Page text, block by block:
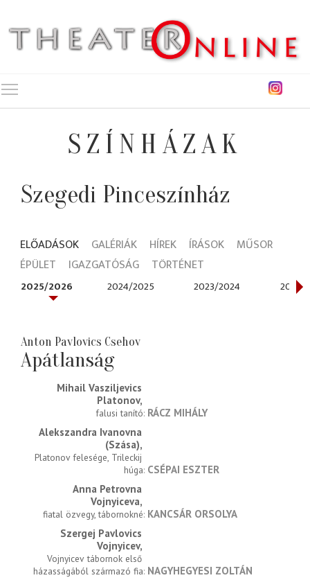
SZÍNHÁZAK
Szegedi Pinceszínház
ELŐADÁSOK GALÉRIÁK HÍREK ÍRÁSOK
MŰSOR
ÉPÜLET
IGAZGATÓSÁG TÖRTÉNET
2025/2026 2024/2025 2023/2024 2022/
Anton Pavlovics Csehov
Apátlanság
Mihail Vasziljevics
Platonov
falusi tanító RÁCZ MIHÁLY
Alekszandra Ivanovna
(Szása)
Platonov felesége, Trileckij
húga CSÉPAI ESZTER
Anna Petrovna
Vojnyiceva
fiatal özvegy, tábornokné KANCSÁR ORSOLYA
Szergej Pavlovics
Vojnyicev
Vojnyicev tábornok első
házasságából származó fia NAGYHEGYESI ZOLTÁN